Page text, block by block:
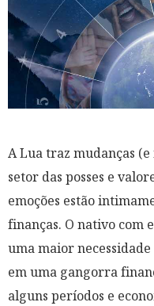
A Lua traz mudanças (e
setor das posses e
emoções estão
finanças. O nativo com
uma maior
em uma gangorra
alguns períodos e